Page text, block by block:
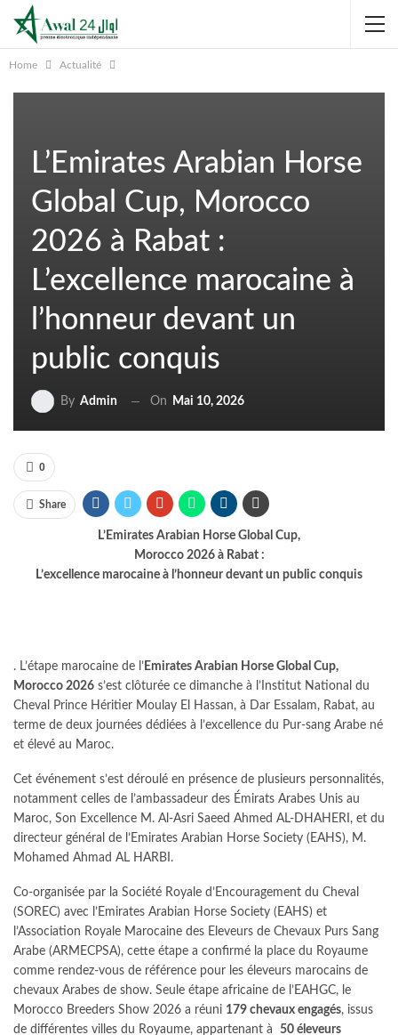
Home Actualité
L’Emirates Arabian Horse
Global Cup, Morocco
2026 à Rabat :
L’excellence marocaine à
l’honneur devant un
public conquis
By Admin On Mai 10, 2026
0
Share
L’Emirates Arabian Horse Global Cup,
Morocco 2026 à Rabat :
L’excellence marocaine à l’honneur devant un public conquis
. L’étape marocaine de l’ Emirates Arabian Horse Global Cup,
Morocco 2026 s’est clôturée ce dimanche à l’Institut National du
Cheval Prince Héritier Moulay El Hassan, à Dar Essalam, Rabat, au
terme de deux journées dédiées à l’excellence du Pur-sang Arabe né
et élevé au Maroc.
Cet événement s’est déroulé en présence de plusieurs personnalités,
notamment celles de l’ambassadeur des Émirats Arabes Unis au
Maroc, Son Excellence M. Al-Asri Saeed Ahmed AL-DHAHERI, et du
directeur général de l’Emirates Arabian Horse Society (EAHS), M.
Mohamed Ahmad AL HARBI.
Co-organisée par la Société Royale d’Encouragement du Cheval
(SOREC) avec l’Emirates Arabian Horse Society (EAHS) et
l’Association Royale Marocaine des Eleveurs de Chevaux Purs Sang
Arabe (ARMECPSA), cette étape a confirmé la place du Royaume
comme rendez-vous de référence pour les éleveurs marocains de
chevaux Arabes de show. Seule étape africaine de l’EAHGC, le
Morocco Breeders Show 2026 a réuni 179 chevaux engagés, issus
de différentes villes du Royaume, appartenant à 50 éleveurs